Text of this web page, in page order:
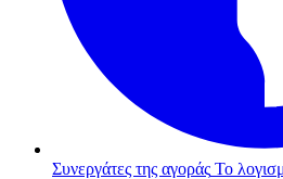
Συνεργάτες της αγοράς Το